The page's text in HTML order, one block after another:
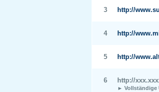
3 http://
4 http://
5 http://
6 http://
► Vollständige